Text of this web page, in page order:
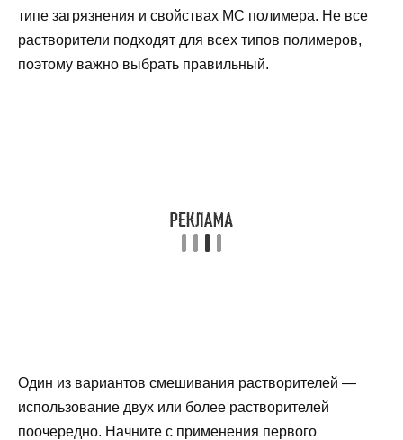
типе загрязнения и свойствах МС полимера. Не все
растворители подходят для всех типов полимеров,
поэтому важно выбрать правильный.
Один из вариантов смешивания растворителей —
использование двух или более растворителей
поочередно. Начните с применения первого